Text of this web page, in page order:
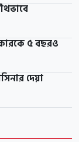
৫ বছরও
দেয়া